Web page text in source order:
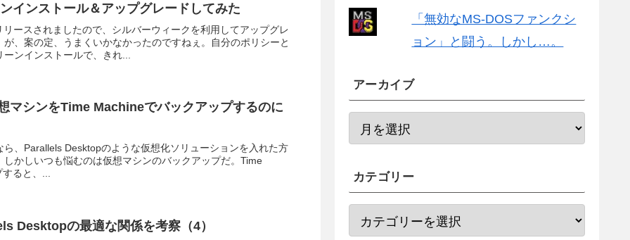
インストール＆アップグレードしてみた
ースされましたので、シルバーウィークを利用してアップグレ
、案の定、うまくいかなかったのですねぇ。自分のポリシーと
ンインストールで、きれ...
マシンをTime Machineでバックアップするのに
、Parallels Desktopのような仮想化ソリューションを入れた方
かしいつも悩むのは仮想マシンのバックアップだ。Time
ると、...
Desktopの最適な関係を考察（4）
「無効なMS-DOSファンクシ
ョン」と闘う。しかし…。
アーカイブ
カテゴリー